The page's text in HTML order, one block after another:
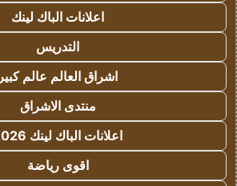
اعلانات الباك لينك
التدريس
اشراق العالم عالم كبير
منتدى الاشراق
اعلانات الباك لينك 2026
اقوى رياضة